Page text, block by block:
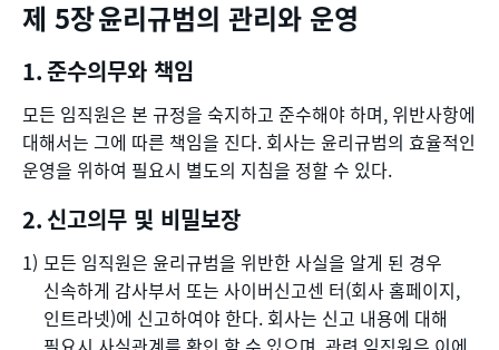
윤리규범의 관리와 운영
준수의무와 책임
모든 임직원은 본 규정을 숙지하고 준수해야 하며, 위반사항에
대해서는 그에 따른 책임을 진다. 회사는 윤리규범의 효율적인
운영을 위하여 필요시 별도의 지침을 정할 수 있다.
신고의무 및 비밀보장
모든 임직원은 윤리규범을 위반한 사실을 알게 된 경우
신속하게 감사부서 또는 사이버신고센 터(회사 홈페이지,
인트라넷)에 신고하여야 한다. 회사는 신고 내용에 대해